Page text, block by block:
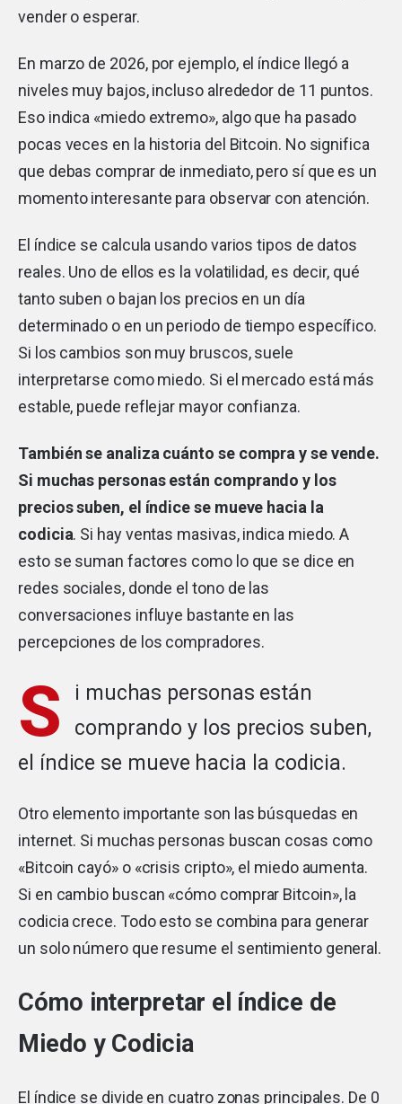
vender o esperar.
En marzo de 2026, por ejemplo, el índice llegó a
niveles muy bajos, incluso alrededor de 11 puntos.
Eso indica «miedo extremo», algo que ha pasado
pocas veces en la historia del Bitcoin. No significa
que debas comprar de inmediato, pero sí que es un
momento interesante para observar con atención.
El índice se calcula usando varios tipos de datos
reales. Uno de ellos es la volatilidad, es decir, qué
tanto suben o bajan los precios en un día
determinado o en un periodo de tiempo específico.
Si los cambios son muy bruscos, suele
interpretarse como miedo. Si el mercado está más
estable, puede reflejar mayor confianza.
También se analiza cuánto se compra y se vende.
Si muchas personas están comprando y los
precios suben, el índice se mueve hacia la
codicia. Si hay ventas masivas, indica miedo. A
esto se suman factores como lo que se dice en
redes sociales, donde el tono de las
conversaciones influye bastante en las
percepciones de los compradores.
S
i muchas personas están
comprando y los precios suben,
el índice se mueve hacia la codicia.
Otro elemento importante son las búsquedas en
internet. Si muchas personas buscan cosas como
«Bitcoin cayó» o «crisis cripto», el miedo aumenta.
Si en cambio buscan «cómo comprar Bitcoin», la
codicia crece. Todo esto se combina para generar
un solo número que resume el sentimiento general.
Cómo interpretar el índice de
Miedo y Codicia
El índice se divide en cuatro zonas principales. De 0